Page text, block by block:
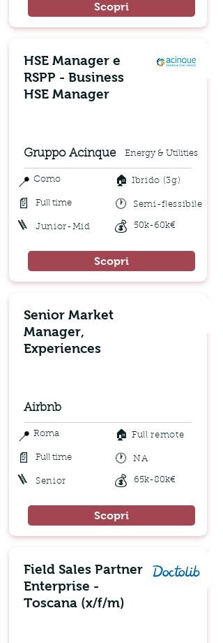
Scopri
HSE Manager e
RSPP - Business
HSE Manager
Gruppo Acinque Energy & Utilities
📍 Como 🏠
📄
Ibrido (3g)
Full time 🕐 Semi-flessibile
🪜 💰
Junior-Mid 50k-60k€
Scopri
Senior Market
Manager,
Experiences
Airbnb
📍 Roma 🏠
📄
Full remote
Full time 🕐 NA
🪜 💰
Senior 65k-80k€
Scopri
Field Sales Partner
Enterprise -
Toscana (x/f/m)